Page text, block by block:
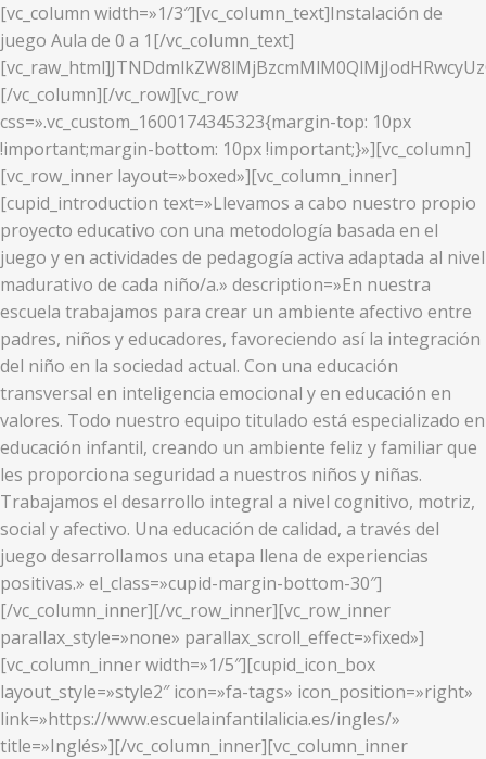
[vc_column width=»1/3″][vc_column_text]Instalación de
juego Aula de 0 a 1[/vc_column_text]
[/vc_column][/vc_row][vc_row
css=».vc_custom_1600174345323{margin-top: 10px
!important;margin-bottom: 10px !important;}»][vc_column]
[vc_row_inner layout=»boxed»][vc_column_inner]
[cupid_introduction text=»Llevamos a cabo nuestro propio
proyecto educativo con una metodología basada en el
juego y en actividades de pedagogía activa adaptada al nivel
madurativo de cada niño/a.» description=»En nuestra
escuela trabajamos para crear un ambiente afectivo entre
padres, niños y educadores, favoreciendo así la integración
del niño en la sociedad actual. Con una educación
transversal en inteligencia emocional y en educación en
valores. Todo nuestro equipo titulado está especializado en
educación infantil, creando un ambiente feliz y familiar que
les proporciona seguridad a nuestros niños y niñas.
Trabajamos el desarrollo integral a nivel cognitivo, motriz,
social y afectivo. Una educación de calidad, a través del
juego desarrollamos una etapa llena de experiencias
positivas.» el_class=»cupid-margin-bottom-30″]
[/vc_column_inner][/vc_row_inner][vc_row_inner
parallax_style=»none» parallax_scroll_effect=»fixed»]
[vc_column_inner width=»1/5″][cupid_icon_box
layout_style=»style2″ icon=»fa-tags» icon_position=»right»
link=»https://www.escuelainfantilalicia.es/ingles/»
title=»Inglés»][/vc_column_inner][vc_column_inner